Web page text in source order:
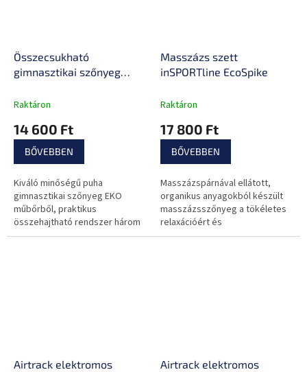
Összecsukható
gimnasztikai szőnyeg
180x60x3 cm
Raktáron
14 600 Ft
BŐVEBBEN
Kiváló minőségű puha
gimnasztikai szőnyeg EKO
műbőrből, praktikus
összehajtható rendszer három
méretre összecsukva, könnyen
Masszázs szett
inSPORTline EcoSpike
Raktáron
17 800 Ft
BŐVEBBEN
Masszázspárnával ellátott,
organikus anyagokból készült
masszázsszőnyeg a tökéletes
relaxációért és
kikapcsolódásért!
Airtrack elektromos
Airtrack elektromos